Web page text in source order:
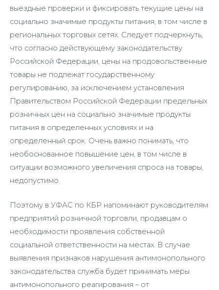
выездные проверки и фиксировать текущие цены на
социально значимые продукты питания, в том числе в
региональных торговых сетях. Следует подчеркнуть,
что согласно действующему законодательству
Российской Федерации, цены на продовольственные
товары не подлежат государственному
регулированию, за исключением установления
Правительством Российской Федерации предельных
розничных цен на социально значимые продукты
питания в определенных условиях и на
определенный срок. Очень важно понимать, что
необоснованное повышение цен, в том числе в
ситуации возможного увеличения спроса на товары,
недопустимо.
Поэтому в УФАС по КБР напоминают руководителям
предприятий розничной торговли, продавцам о
необходимости проявления собственной
социальной ответственности на местах. В случае
выявления признаков нарушения антимонопольного
законодательства служба будет принимать меры
антимонопольного реагирования – от